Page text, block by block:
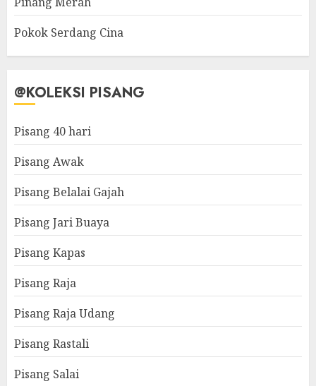
Pokok Serdang Cina
@KOLEKSI PISANG
Pisang 40 hari
Pisang Awak
Pisang Belalai Gajah
Pisang Jari Buaya
Pisang Kapas
Pisang Raja
Pisang Raja Udang
Pisang Rastali
Pisang Salai